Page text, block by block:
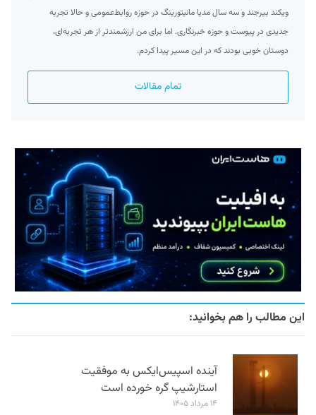
ویکند بیرجند و سه سال مدیا مانیتورینگ در حوزه روابط‌عمومی و حالا تجربه
جدیدی در پیوست و حوزه خبرنگاری. اما برای من ارزشمند‌تر از هر تجربه‌ای،
دوستان خوبی بودند که در این مسیر پیدا کردم.
تمام مقالات
این مطالب را هم بخوانید:
آینده اسپیس‌ایکس به موفقیت
استارشیپ گره خورده است
۱۴ مرداد ۱۴۰۵